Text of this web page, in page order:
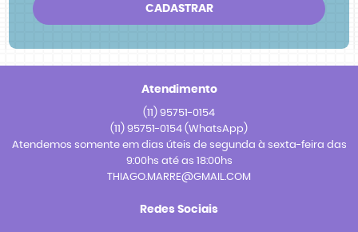
CADASTRAR
Atendimento
(11) 95751-0154
(11) 95751-0154 (WhatsApp)
Atendemos somente em dias úteis de segunda à sexta-feira das
9:00hs até as 18:00hs
THIAGO.MARRE@GMAIL.COM
Redes Sociais